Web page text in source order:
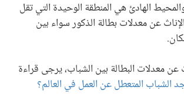
الهادئ هي المنطقة الوحيدة التي تقل
عن معدلات بطالة الذكور سواء بين
عن معدلات البطالة بين الشباب، يرجى قراءة
الشباب المتعطل عن العمل في العالم؟